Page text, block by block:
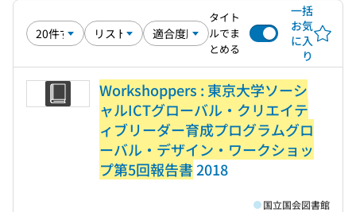
タイト
ルでま
とめる
一括
お気
に入
り
Workshoppers : 東京大学ソーシ
ャルICTグローバル・クリエイテ
ィブリーダー育成プログラムグロ
ーバル・デザイン・ワークショッ
プ第5回報告書2018
国立国会図書館